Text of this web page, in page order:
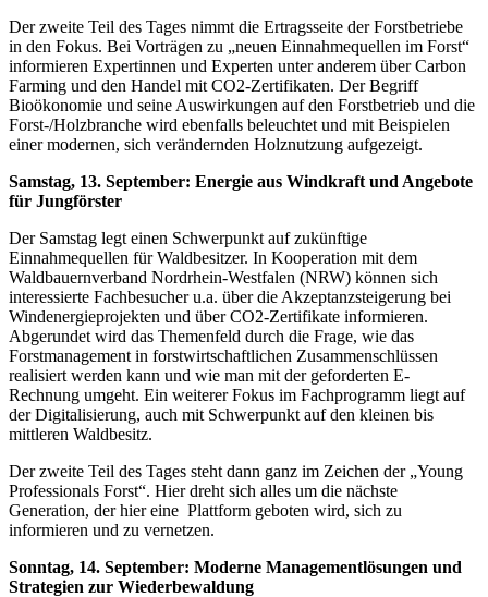
Der zweite Teil des Tages nimmt die Ertragsseite der Forstbetriebe
in den Fokus. Bei Vorträgen zu „neuen Einnahmequellen im Forst“
informieren Expertinnen und Experten unter anderem über Carbon
Farming und den Handel mit CO2-Zertifikaten. Der Begriff
Bioökonomie und seine Auswirkungen auf den Forstbetrieb und die
Forst-/Holzbranche wird ebenfalls beleuchtet und mit Beispielen
einer modernen, sich verändernden Holznutzung aufgezeigt.
Samstag, 13. September: Energie aus Windkraft und Angebote
für Jungförster
Der Samstag legt einen Schwerpunkt auf zukünftige
Einnahmequellen für Waldbesitzer. In Kooperation mit dem
Waldbauernverband Nordrhein-Westfalen (NRW) können sich
interessierte Fachbesucher u.a. über die Akzeptanzsteigerung bei
Windenergieprojekten und über CO2-Zertifikate informieren.
Abgerundet wird das Themenfeld durch die Frage, wie das
Forstmanagement in forstwirtschaftlichen Zusammenschlüssen
realisiert werden kann und wie man mit der geforderten E-
Rechnung umgeht. Ein weiterer Fokus im Fachprogramm liegt auf
der Digitalisierung, auch mit Schwerpunkt auf den kleinen bis
mittleren Waldbesitz.
Der zweite Teil des Tages steht dann ganz im Zeichen der „Young
Professionals Forst“. Hier dreht sich alles um die nächste
Generation, der hier eine Plattform geboten wird, sich zu
informieren und zu vernetzen.
Sonntag, 14. September: Moderne Managementlösungen und
Strategien zur Wiederbewaldung